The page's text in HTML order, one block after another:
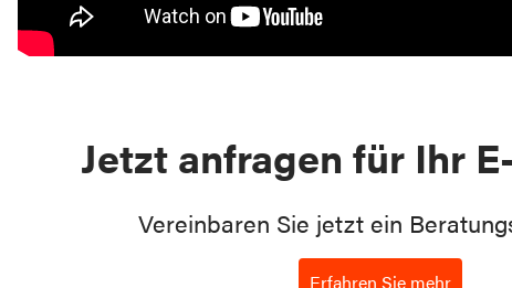
Jetzt anfragen für Ihr
Vereinbaren Sie jetzt ein
Erfahren Sie mehr